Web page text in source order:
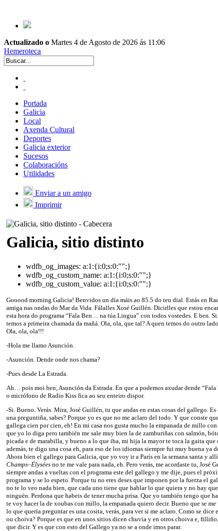
Actualizado o Martes 4 de Agosto de 2026 ás 11:06
Hemeroteca
Portada
Galicia
Local
Axenda Cultural
Deportes
Galicia exterior
Sucesos
Colaboracións
Utilidades
Enviar a un amigo
Imprimir
Galicia, sitio distinto
wdfb_og_images: a:1:{i:0;s:0:"";}
wdfb_og_custom_name: a:1:{i:0;s:0:"";}
wdfb_og_custom_value: a:1:{i:0;s:0:"";}
Gooood morning Galicia! Benvidos un día máis ao 85.5 do teu dial. Estás en
amiga nas ondas do Mar da Vida. Fálalles Xosé Guillén. Dicirlles que estou
esta hora do programa “Fala Ben… na túa Lingua” con todos vostedes. E ben.
temos a primeira chamada da mañá. Ola, ola, que tal? A quen temos do outro
Ola, ola, ola!!!
-Hola me llamo Asunción.
-Asunción. Dende onde nos chama?
-Pues desde La Estrada.
Ah… pois moi ben, Asunción da Estrada. En que a podemos axudar dende
o micrófono de Radio Kiss fica ao seu enteiro dispor.
-Si. Bueno. Verás. Mira, José Guillén, tu que andas en estas cosas del gallego.
una preguntiña, sabes? Porque yo es que no me aclaro del todo. Y que conste
gallega cien por cien, eh! En mi casa nos gusta mucho la empanada de millo
que yo lo diga pero también me sale muy bien la de zamburiñas con salmón,
picada e de marabilla, y bueno a lo que iba, mi hija la mayor te toca la gaita que
además, te digo una cosa eh, para eso de los idiomas siempre fui muy buena ya
Ahora bien el gallego para Galicia, que yo voy ir a París en la semana santa y
Champs–Élysées no te me vale para nada, eh. Pero verás, me acordaste tu, José
siempre andas a vueltas con el programa este del gallego y me dije, pues el
programa y se lo espeto. Porque tu no eres deses que imponen por la fuerza el
no te lo veo nada bien, que cada uno tiene que hablar lo que quiera y no hay
ninguén. Perdona que habeis de tener mucha prisa. Que yo también tengo que
te voy hacer la de xoubas con millo, la empanada quiero decir. Bueno que se
lo que quería preguntar es una cosita, verás, para ver si me aclaro. Como se
ou choiva? Porque es que en unos sitios dicen chuvia y en otros choiva e,
que dicir. Y es que con esto del Gallego ya no se a onde imos parar.